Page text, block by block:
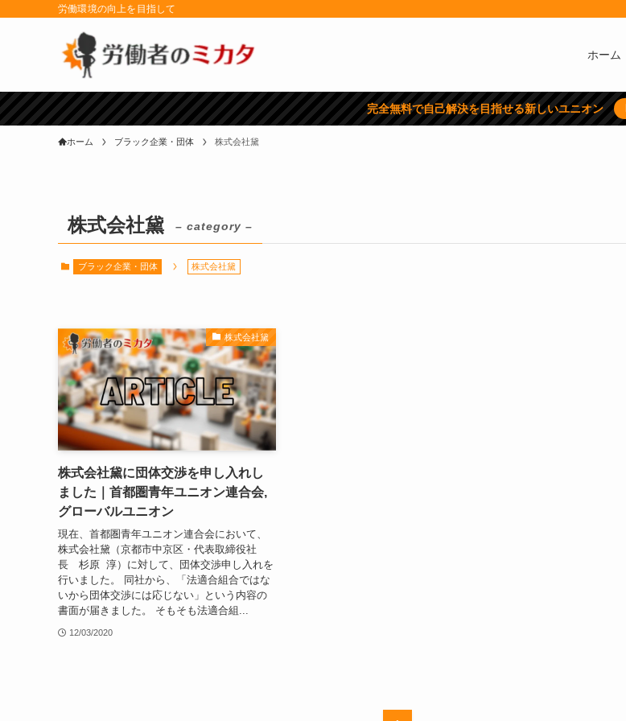
労働環境の向上を目指して
ホーム
完全無料で自己解決を目指せる新しいユニオン
ホーム ブラック企業・団体 株式会社黛
株式会社黛 – category –
ブラック企業・団体 株式会社黛
株式会社黛
株式会社黛に団体交渉を申し入れし
ました｜首都圏青年ユニオン連合会,
グローバルユニオン
現在、首都圏青年ユニオン連合会において、
株式会社黛（京都市中京区・代表取締役社
長 杉原 淳）に対して、団体交渉申し入れを
行いました。 同社から、「法適合組合ではな
いから団体交渉には応じない」という内容の
書面が届きました。 そもそも法適合組...
12/03/2020